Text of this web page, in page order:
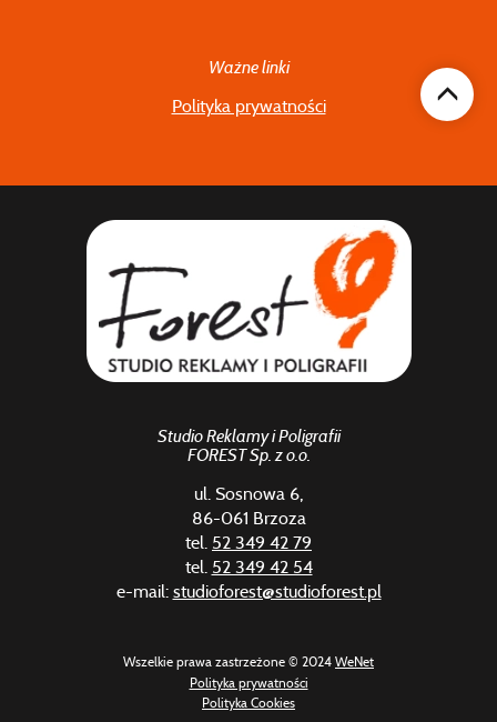
Ważne linki
Polityka prywatności
Studio Reklamy i Poligrafii
FOREST Sp. z o.o.
ul. Sosnowa 6,
86-061 Brzoza
tel. 52 349 42 79
tel. 52 349 42 54
e-mail: studioforest@studioforest.pl
Wszelkie prawa zastrzeżone © 2024 WeNet
Polityka prywatności
Polityka Cookies